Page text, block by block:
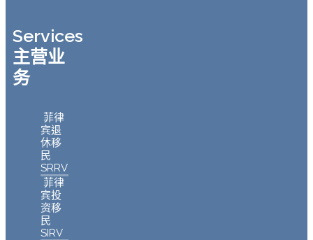
Services
主营业
务
菲律
宾退
休移
民
SRRV
菲律
宾投
资移
民
SIRV